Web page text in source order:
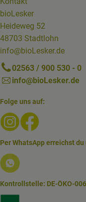
bioLesker
Heideweg 52
48703 Stadtlohn
info@bioLesker.de
02563 / 900 530 - 0
info@bioLesker.de
Folge uns auf:
Externer Link zu
Per WhatsApp erreichst du
Externer Link zu
Kontrollstelle: DE-ÖKO-006